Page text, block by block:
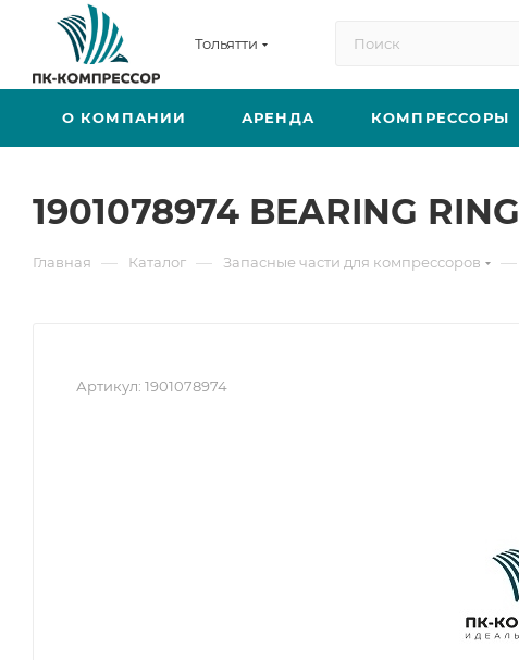
Тольятти
О КОМПАНИИ АРЕНДА КОМПРЕССОРЫ
1901078974 BEARING RING
Главная — Каталог — Запасные части для компрессоров —
Артикул: 1901078974